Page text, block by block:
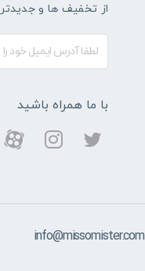
از تخفیف ها و
با ما همراه باشید
info@missomister.com